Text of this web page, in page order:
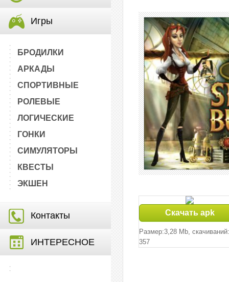
Игры
БРОДИЛКИ
АРКАДЫ
СПОРТИВНЫЕ
РОЛЕВЫЕ
ЛОГИЧЕСКИЕ
ГОНКИ
СИМУЛЯТОРЫ
КВЕСТЫ
ЭКШЕН
Контакты
ИНТЕРЕСНОЕ
Скачать apk
Размер:3,28 Mb, cкачиваний:
357